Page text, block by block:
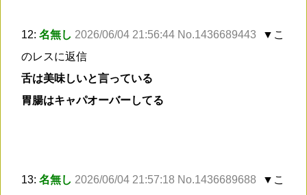
12: 名無し 2026/06/04 21:56:44 No.1436689443
▼こ
のレスに返信
舌は美味しいと言っている
胃腸はキャパオーバーしてる
13: 名無し 2026/06/04 21:57:18 No.1436689688
▼こ